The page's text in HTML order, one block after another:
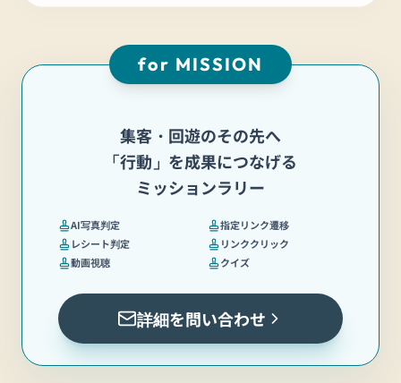
for MISSION
集客・回遊のその先へ
「行動」を成果につなげる
ミッションラリー
AI写真判定
レシート判定
動画視聴
指定リンク遷移
リンククリック
クイズ
詳細を問い合わせ